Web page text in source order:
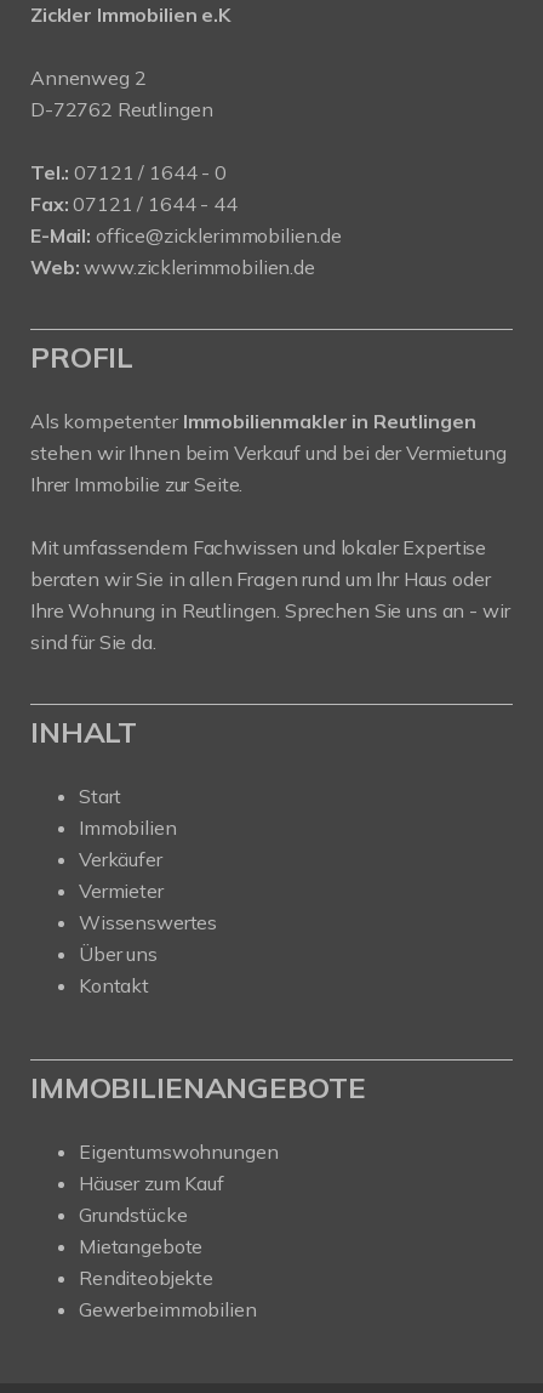
Zickler Immobilien e.K
Annenweg 2
D-72762 Reutlingen
Tel.: 07121 / 1644 - 0
Fax: 07121 / 1644 - 44
E-Mail: office@zicklerimmobilien.de
Web: www.zicklerimmobilien.de
PROFIL
Als kompetenter Immobilienmakler in Reutlingen
stehen wir Ihnen beim Verkauf und bei der Vermietung
Ihrer Immobilie zur Seite.
Mit umfassendem Fachwissen und lokaler Expertise
beraten wir Sie in allen Fragen rund um Ihr Haus oder
Ihre Wohnung in Reutlingen. Sprechen Sie uns an - wir
sind für Sie da.
INHALT
Start
Immobilien
Verkäufer
Vermieter
Wissenswertes
Über uns
Kontakt
IMMOBILIENANGEBOTE
Eigentumswohnungen
Häuser zum Kauf
Grundstücke
Mietangebote
Renditeobjekte
Gewerbeimmobilien